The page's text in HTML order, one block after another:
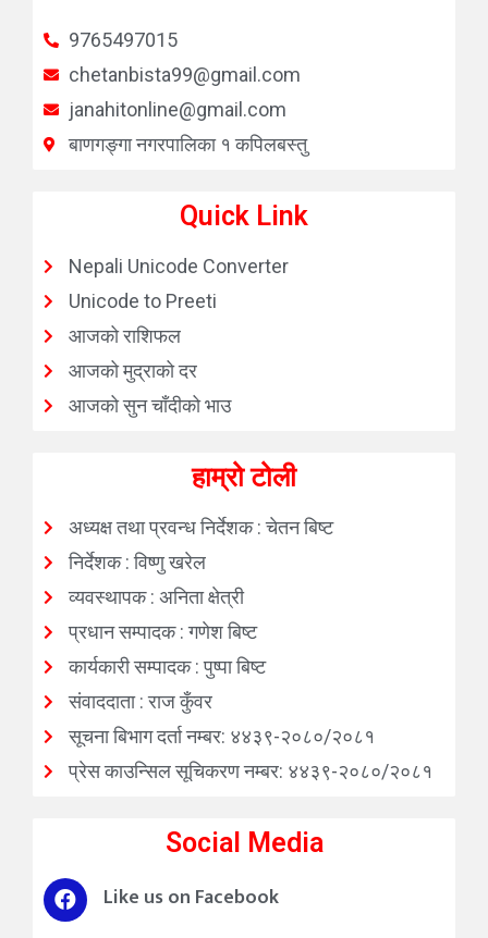
9765497015
chetanbista99@gmail.com
janahitonline@gmail.com
बाणगङ्गा नगरपालिका १ कपिलबस्तु
Quick Link
Nepali Unicode Converter
Unicode to Preeti
आजको राशिफल
आजको मुद्राको दर
आजको सुन चाँदीको भाउ
हाम्रो टोली
अध्यक्ष तथा प्रवन्ध निर्देशक : चेतन बिष्ट
निर्देशक : विष्णु खरेल
व्यवस्थापक : अनिता क्षेत्री
प्रधान सम्पादक : गणेश बिष्ट
कार्यकारी सम्पादक : पुष्पा बिष्ट
संवाददाता : राज कुँवर
सूचना बिभाग दर्ता नम्बर: ४४३९-२०८०/२०८१
प्रेस काउन्सिल सूचिकरण नम्बर: ४४३९-२०८०/२०८१
Social Media
Like us on Facebook